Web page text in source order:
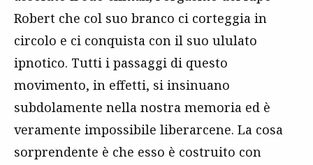
Robert che col suo branco ci corteggia in
circolo e ci conquista con il suo ululato
ipnotico. Tutti i passaggi di questo
movimento, in effetti, si insinuano
subdolamente nella nostra memoria ed è
veramente impossibile liberarcene. La cosa
sorprendente è che esso è costruito con